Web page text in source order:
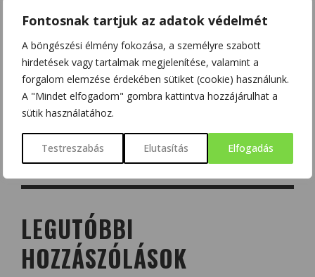
Fontosnak tartjuk az adatok védelmét
A böngészési élmény fokozása, a személyre szabott
hirdetések vagy tartalmak megjelenítése, valamint a
forgalom elemzése érdekében sütiket (cookie) használunk.
A "Mindet elfogadom" gombra kattintva hozzájárulhat a
sütik használatához.
Testreszabás Elutasítás Elfogadás
LEGUTÓBBI
HOZZÁSZÓLÁSOK